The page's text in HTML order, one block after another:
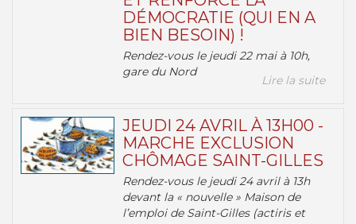
DÉMOCRATIE (QUI EN A
BIEN BESOIN) !
Rendez-vous le jeudi 22 mai à 10h,
gare du Nord
Lire la suite
JEUDI 24 AVRIL À 13H00 -
MARCHE EXCLUSION
CHÔMAGE SAINT-GILLES
Rendez-vous le jeudi 24 avril à 13h
devant la « nouvelle » Maison de
l’emploi de Saint-Gilles (actiris et